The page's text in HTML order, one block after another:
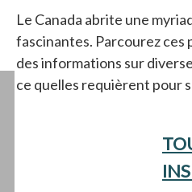
Le Canada abrite une
fascinantes. Parcourez ces
des informations sur
ce quelles requièrent pour